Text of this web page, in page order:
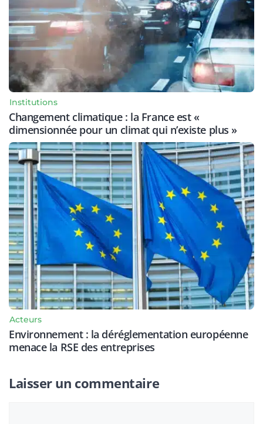
Institutions
Changement climatique : la France est «
dimensionnée pour un climat qui n’existe plus »
Acteurs
Environnement : la déréglementation européenne
menace la RSE des entreprises
Laisser un commentaire